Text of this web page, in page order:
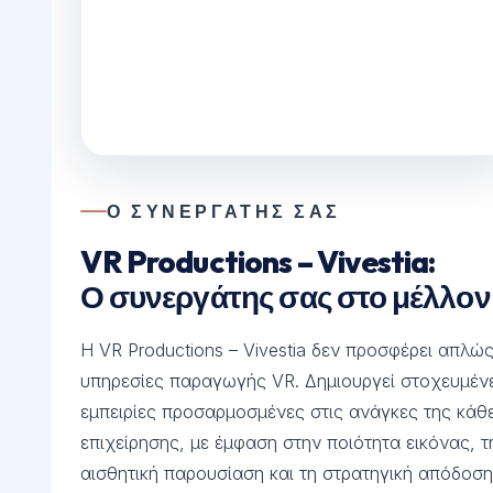
Ο ΣΥΝΕΡΓΑΤΗΣ ΣΑΣ
VR Productions – Vivestia:
Ο συνεργάτης σας στο μέλλον
Η VR Productions – Vivestia δεν προσφέρει
υπηρεσίες παραγωγής VR. Δημιουργεί
εμπειρίες προσαρμοσμένες στις ανάγκες της
επιχείρησης, με έμφαση στην ποιότητα εικόνας,
αισθητική παρουσίαση και τη στρατηγική απόδοση